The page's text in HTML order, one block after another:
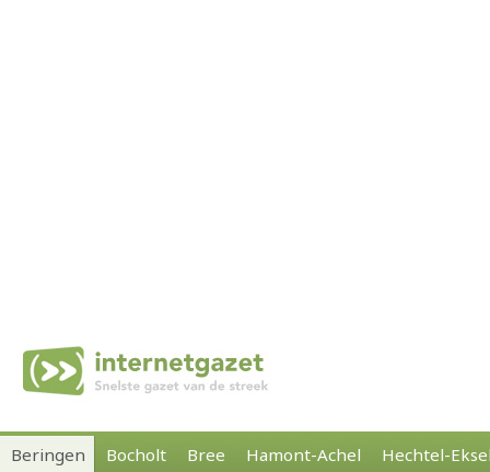
Beringen Bocholt Bree Hamont-Achel Hechtel-